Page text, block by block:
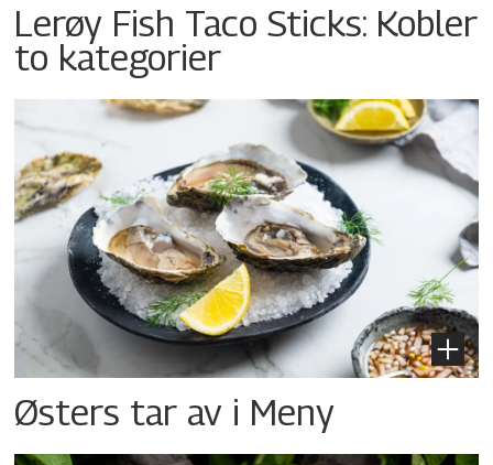
Lerøy Fish Taco Sticks: Kobler
to kategorier
Østers tar av i Meny